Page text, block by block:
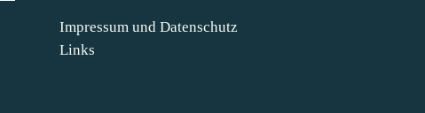
Impressum und Datenschutz
Links